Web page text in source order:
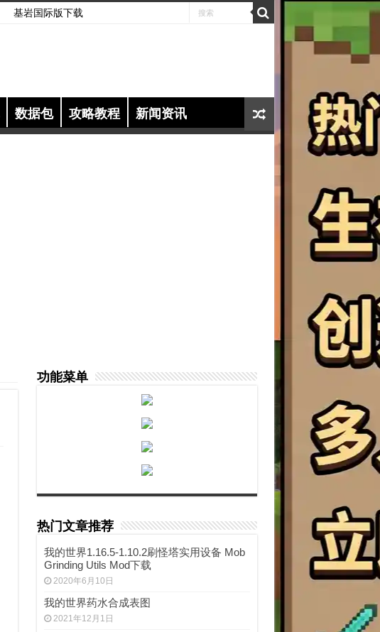
基岩国际版下载
数据包 攻略教程 新闻资讯
功能菜单
热门文章推荐
我的世界1.16.5-1.10.2刷怪塔实用设备 Mob
Grinding Utils Mod下载
2020年6月10日
我的世界药水合成表图
2021年12月1日